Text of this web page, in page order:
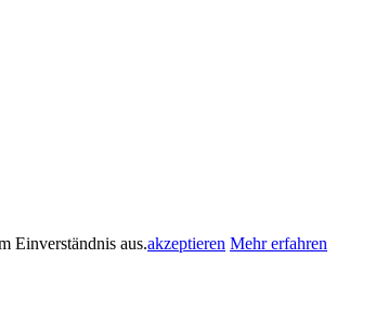
Einverständnis aus.akzeptieren Mehr erfahren